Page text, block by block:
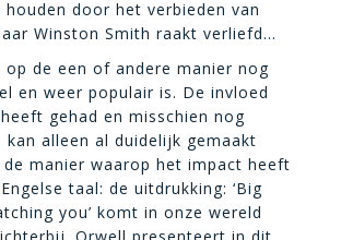
door het verbieden van
Winston Smith raakt verliefd…
op de een of andere manier nog
en weer populair is. De invloed
gehad en misschien nog
alleen al duidelijk gemaakt
manier waarop het impact heeft
taal: de uitdrukking: ‘Big
you’ komt in onze wereld